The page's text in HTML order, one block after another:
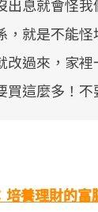
出息就會怪
，就是不能
改過來，家
買這麼多！
培養理財的富